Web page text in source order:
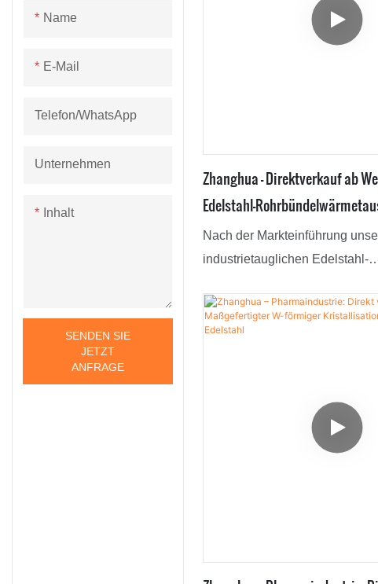
Name
E-Mail
Telefon/WhatsApp
Unternehmen
Inhalt
SENDEN SIE
JETZT
ANFRAGE
Zhanghua – Direktverkauf ab
Edelstahl-
Nach der Markteinführung
industrietauglichen Edelstahl-
ab Werk haben wir viel
Anerkennung erhalten. Die
Leistung entsprechen. Darüber
sie breite Anwendung in